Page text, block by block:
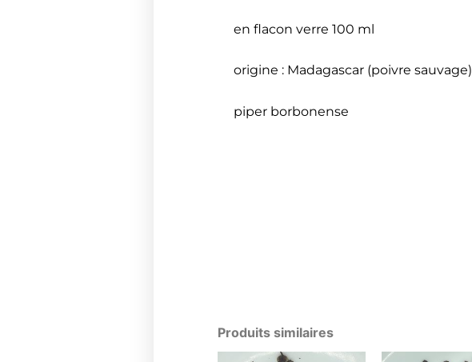
en flacon verre 100 ml
origine : Madagascar (poivre sauvage)
piper borbonense
Produits similaires